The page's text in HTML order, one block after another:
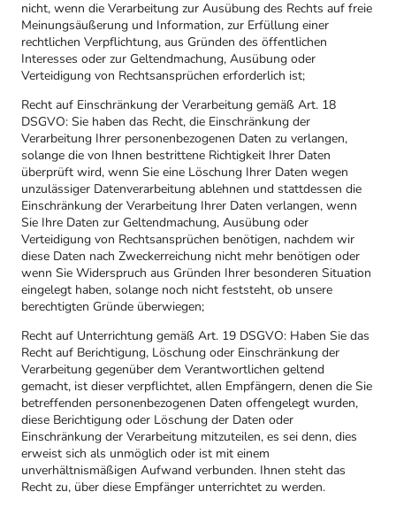
nicht, wenn die Verarbeitung zur Ausübung des Rechts auf freie
Meinungsäußerung und Information, zur Erfüllung einer
rechtlichen Verpflichtung, aus Gründen des öffentlichen
Interesses oder zur Geltendmachung, Ausübung oder
Verteidigung von Rechtsansprüchen erforderlich ist;
Recht auf Einschränkung der Verarbeitung gemäß Art. 18
DSGVO: Sie haben das Recht, die Einschränkung der
Verarbeitung Ihrer personenbezogenen Daten zu verlangen,
solange die von Ihnen bestrittene Richtigkeit Ihrer Daten
überprüft wird, wenn Sie eine Löschung Ihrer Daten wegen
unzulässiger Datenverarbeitung ablehnen und stattdessen die
Einschränkung der Verarbeitung Ihrer Daten verlangen, wenn
Sie Ihre Daten zur Geltendmachung, Ausübung oder
Verteidigung von Rechtsansprüchen benötigen, nachdem wir
diese Daten nach Zweckerreichung nicht mehr benötigen oder
wenn Sie Widerspruch aus Gründen Ihrer besonderen Situation
eingelegt haben, solange noch nicht feststeht, ob unsere
berechtigten Gründe überwiegen;
Recht auf Unterrichtung gemäß Art. 19 DSGVO: Haben Sie das
Recht auf Berichtigung, Löschung oder Einschränkung der
Verarbeitung gegenüber dem Verantwortlichen geltend
gemacht, ist dieser verpflichtet, allen Empfängern, denen die Sie
betreffenden personenbezogenen Daten offengelegt wurden,
diese Berichtigung oder Löschung der Daten oder
Einschränkung der Verarbeitung mitzuteilen, es sei denn, dies
erweist sich als unmöglich oder ist mit einem
unverhältnismäßigen Aufwand verbunden. Ihnen steht das
Recht zu, über diese Empfänger unterrichtet zu werden.